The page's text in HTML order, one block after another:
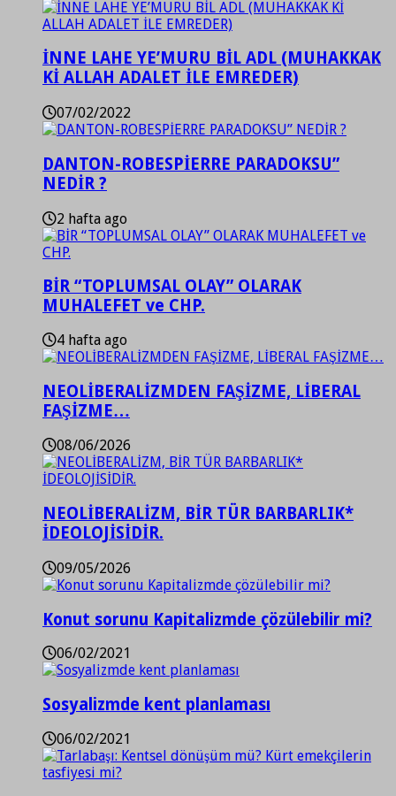
İNNE LAHE YE’MURU BİL ADL (MUHAKKAK
Kİ ALLAH ADALET İLE EMREDER)
07/02/2022
DANTON-ROBESPİERRE PARADOKSU”
NEDİR ?
2 hafta ago
BİR “TOPLUMSAL OLAY” OLARAK
MUHALEFET ve CHP.
4 hafta ago
NEOLİBERALİZMDEN FAŞİZME, LİBERAL
FAŞİZME…
08/06/2026
NEOLİBERALİZM, BİR TÜR BARBARLIK*
İDEOLOJİSİDİR.
09/05/2026
Konut sorunu Kapitalizmde çözülebilir mi?
06/02/2021
Sosyalizmde kent planlaması
06/02/2021